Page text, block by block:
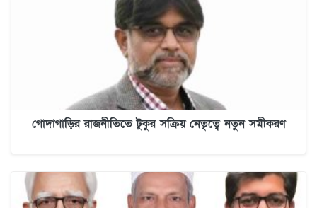
গোদাগাড়ির রাজনীতিতে টুকুর সক্রিয় নেতৃত্বে নতুন সমীকরণ